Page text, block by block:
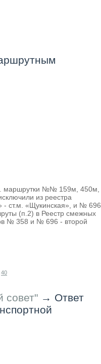
маршрутки №№ 159м, 450м,
из реестра
ст.м. «Щукинская», и № 696,
(п.2) в Реестр смежных
№ 358 и № 696 - второй
40
совет" → Ответ